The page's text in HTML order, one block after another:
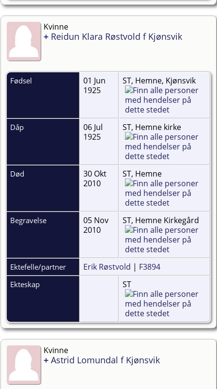
Kvinne
+ Reidun Klara Røstvold f Kjønsvik
Fødsel
01 Jun
1925
ST, Hemne, Kjønsvik
Dåp
06 Jul
1925
ST, Hemne kirke
Død
30 Okt
2010
ST, Hemne
Begravelse
05 Nov
2010
ST, Hemne Kirkegård
Ektefelle/partner Erik Røstvold | F3894
Ekteskap ST
Kvinne
+ Astrid Lomundal f Kjønsvik